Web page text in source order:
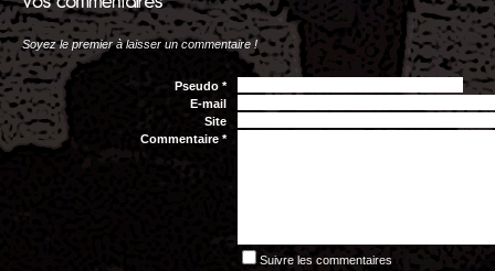
Soyez le premier à laisser un commentaire !
Pseudo *
E-mail
Site
Commentaire *
Suivre les commentaires